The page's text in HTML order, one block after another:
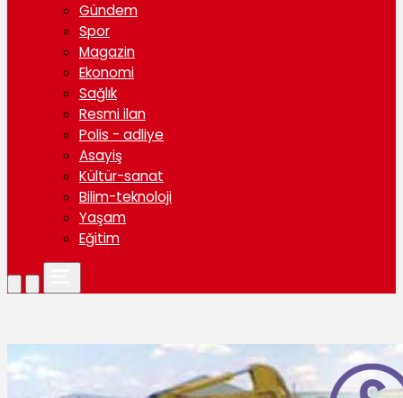
Gündem
Spor
Magazin
Ekonomi
Sağlık
Resmi ilan
Polis - adliye
Asayiş
Kültür-sanat
Bilim-teknoloji
Yaşam
Eğitim